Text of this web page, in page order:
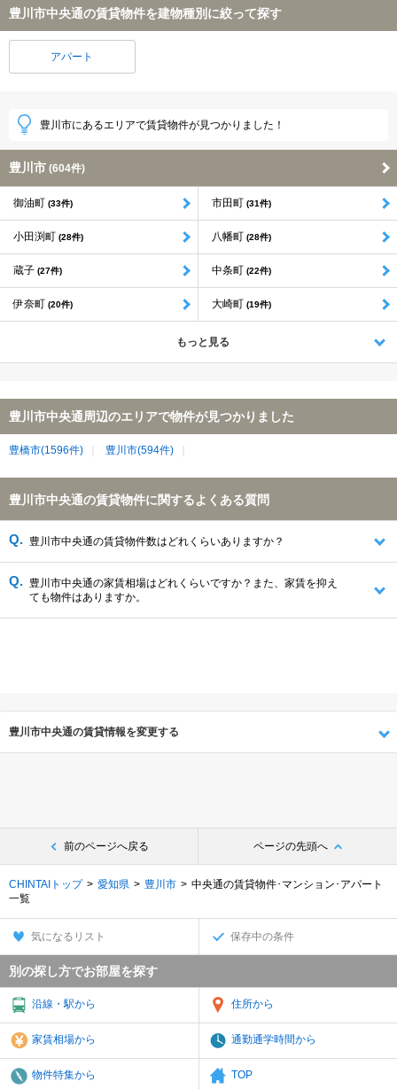
豊川市中央通の賃貸物件を建物種別に絞って探す
アパート
豊川市にあるエリアで賃貸物件が見つかりました！
豊川市 (604件)
御油町 (33件) 市田町 (31件)
小田渕町 (28件) 八幡町 (28件)
蔵子 (27件) 中条町 (22件)
伊奈町 (20件) 大崎町 (19件)
もっと見る
豊川市中央通周辺のエリアで物件が見つかりました
豊橋市(1596件) 豊川市(594件)
豊川市中央通の賃貸物件に関するよくある質問
豊川市中央通の賃貸物件数はどれくらいありますか？
豊川市中央通の家賃相場はどれくらいですか？また、家賃を抑え
ても物件はありますか。
豊川市中央通の賃貸情報を変更する
前のページへ戻る ページの先頭へ
CHINTAIトップ 愛知県 豊川市
中央通の賃貸物件･マンション･アパート
一覧
気になるリスト 保存中の条件
別の探し方でお部屋を探す
沿線・駅から 住所から
家賃相場から 通勤通学時間から
物件特集から TOP